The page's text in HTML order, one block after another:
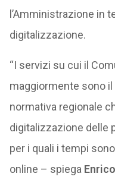
l’Amministrazione in
digitalizzazione.
“I servizi su cui il
maggiormente sono il
normativa regionale
digitalizzazione delle
per i quali i tempi
online – spiega